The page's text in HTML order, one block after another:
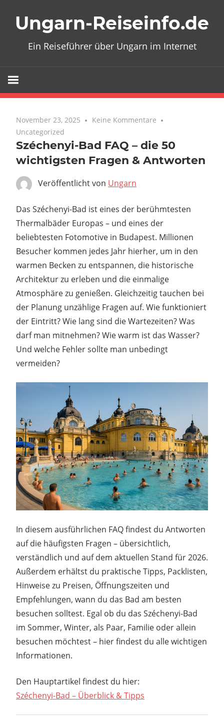
Ungarn-Reiseinfo.de
Ein Reiseführer über Ungarn im Internet
November 23, 2025
Keine Kommentare
Uncategorized
Széchenyi-Bad FAQ – die 50
wichtigsten Fragen & Antworten
Veröffentlicht von Ungarn
Das Széchenyi-Bad ist eines der berühmtesten
Thermalbäder Europas – und eines der
beliebtesten Fotomotive in Budapest. Millionen
Besucher kommen jedes Jahr hierher, um in den
warmen Becken zu entspannen, die historische
Architektur zu erleben und die einmalige
Atmosphäre zu genießen. Gleichzeitig tauchen bei
der Planung unzählige Fragen auf. Wie funktioniert
der Eintritt? Wie lang sind die Wartezeiten? Was
darf man mitnehmen? Wie warm ist das Wasser?
Und welche Fehler sollte man unbedingt
vermeiden?
In diesem ausführlichen FAQ findest du Antworten
auf die häufigsten Fragen – übersichtlich,
verständlich und auf dem aktuellen Stand für 2026.
Außerdem erhältst du praktische Tipps, Packlisten,
Hinweise zu Preisen, Öffnungszeiten und
Empfehlungen, wann du das Bad am besten
besuchen solltest. Egal ob du das Széchenyi-Bad
im Sommer, Winter, als Paar, Familie oder allein
besuchen möchtest – hier findest du alle wichtigen
Informationen.
Den Hauptartikel findest du hier:
Széchenyi-Bad – Überblick & Tipps